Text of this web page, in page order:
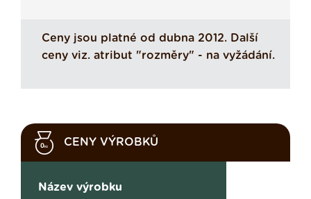
Ceny jsou platné od dubna 2012. Další
ceny viz. atribut "rozměry" - na vyžádání.
CENY VÝROBKŮ
Název výrobku